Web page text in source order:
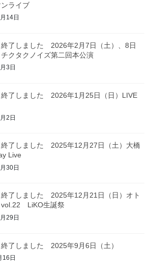
ライブ
14日
終了しました 2026年2月7日（土）、8日
クタクノイズ第二回本公演
3日
終了しました 2026年1月25日（日）LIVE
2日
終了しました 2025年12月27日（土）大橋
Live
30日
終了しました 2025年12月21日（日）オト
vol.22 LiKO生誕祭
29日
了しました 2025年9月6日（土）
16日